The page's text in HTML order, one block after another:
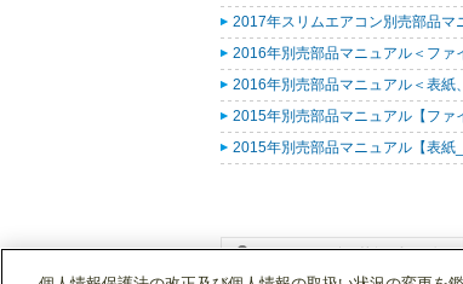
2017年スリムエアコン別売部品マ
2016年別売部品マニュアル＜ファ
2016年別売部品マニュアル＜表紙
2015年別売部品マニュアル【ファ
2015年別売部品マニュアル【表紙